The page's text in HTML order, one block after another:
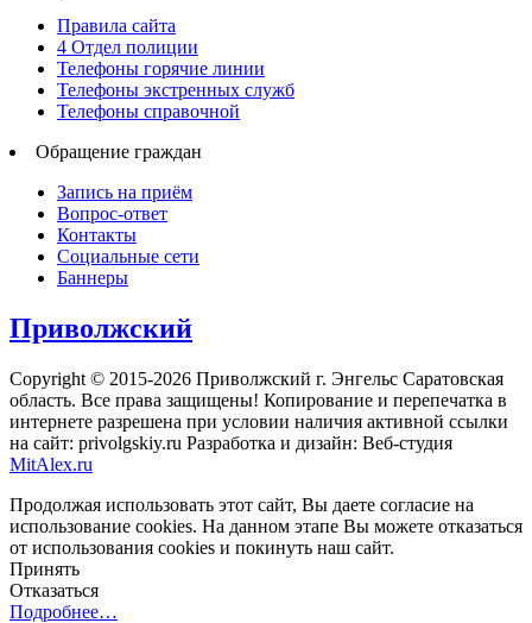
Правила сайта
4 Отдел полиции
Телефоны горячие линии
Телефоны экстренных служб
Телефоны справочной
Обращение граждан
Запись на приём
Вопрос-ответ
Контакты
Социальные сети
Баннеры
Приволжский
Copyright © 2015-2026 Приволжский г. Энгельс Саратовская
область. Все права защищены! Копирование и перепечатка в
интернете разрешена при условии наличия активной ссылки
на сайт: privolgskiy.ru Разработка и дизайн: Веб-студия
MitAlex.ru
Продолжая использовать этот сайт, Вы даете согласие на
использование cookies. На данном этапе Вы можете отказаться
от использования cookies и покинуть наш сайт.
Принять
Отказаться
Подробнее…